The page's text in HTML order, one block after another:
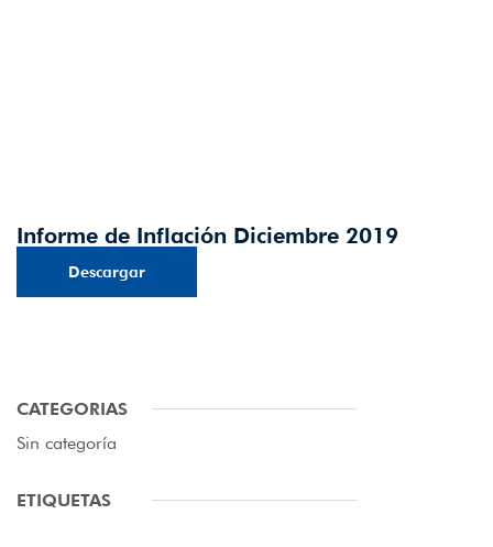
Informe de Inflación Diciembre 2019
Descargar
CATEGORIAS
Sin categoría
ETIQUETAS